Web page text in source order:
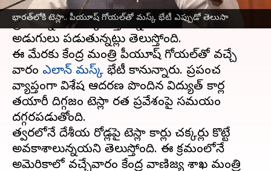
భారత్‎లోకి టెస్లా.. పీయూష్‌ గోయల్‌తో మస్క్‌ భేటీ ఎప్పుడో తెలుసా
భారతదేశంలోకి ప్రవేశించేందుకు టెస్లా చేస్తున్న
ప్రయత్నాలు కొలిక్కి వస్తున్నాయి. తాజాగా భారత్‌ దిశగా
అడుగులు పడుతున్నట్లు తెలుస్తోంది.
ఈ మేరకు కేంద్ర మంత్రి పీయూష్‌ గోయల్‌తో వచ్చే
వారం ఎలాన్ మస్క్‌ భేటీ కానున్నారు. ప్రపంచ
వ్యాప్తంగా విశేష ఆదరణ పొందిన విద్యుత్‌ కార్ల
తయారీ దిగ్గజం టెస్లా భారత ప్రవేశంపై సమయం
దగ్గరపడుతోంది.
త్వరలోనే దేశీయ రోడ్లపై టెస్లా కార్లు చక్కర్లు కొట్టే
అవకాశాలున్నయని తెలుస్తోంది. ఈ క్రమంలోనే
అమెరికాలో వచ్చేవారం కేంద్ర వాణిజ్య శాఖ మంత్రి